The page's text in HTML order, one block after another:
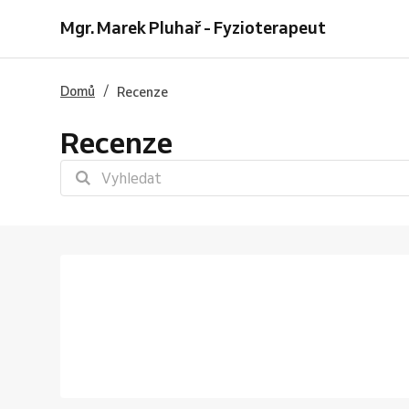
Mgr. Marek Pluhař - Fyzioterapeut
Domů / Recenze
Recenze